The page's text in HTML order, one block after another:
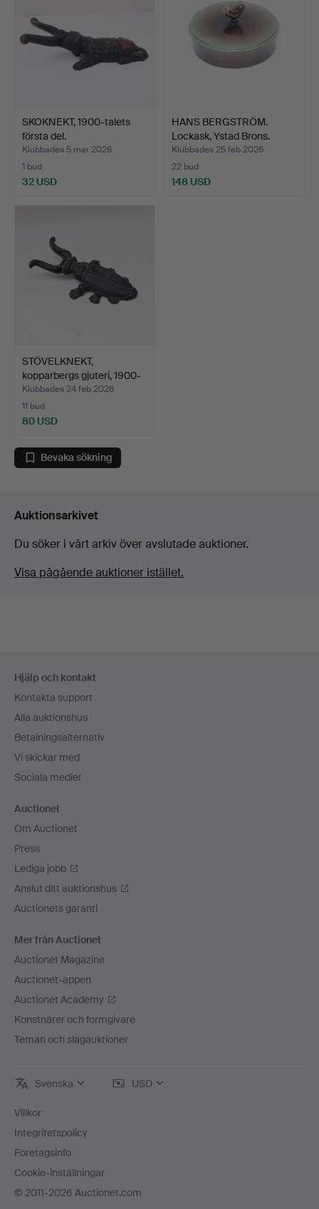
SKOKNEKT, 1900-talets
första del.
Klubbades 5 mar 2026
1 bud
32 USD
HANS BERGSTRÖM.
Lockask, Ystad Brons.
Klubbades 25 feb 2026
22 bud
148 USD
STÖVELKNEKT,
kopparbergs gjuteri, 1900-
tal…
Klubbades 24 feb 2026
11 bud
80 USD
Bevaka sökning
Auktionsarkivet
Du söker i vårt arkiv över avslutade auktioner.
Visa pågående auktioner istället.
Hjälp och kontakt
Kontakta support
Alla auktionshus
Betalningsalternativ
Vi skickar med
Sociala medier
Auctionet
Om Auctionet
Press
Lediga jobb
Anslut ditt auktionshus
Auctionets garanti
Mer från Auctionet
Auctionet Magazine
Auctionet-appen
Auctionet Academy
Konstnärer och formgivare
Teman och slagauktioner
Svenska USD
Villkor
Integritetspolicy
Företagsinfo
Cookie-inställningar
© 2011-2026 Auctionet.com